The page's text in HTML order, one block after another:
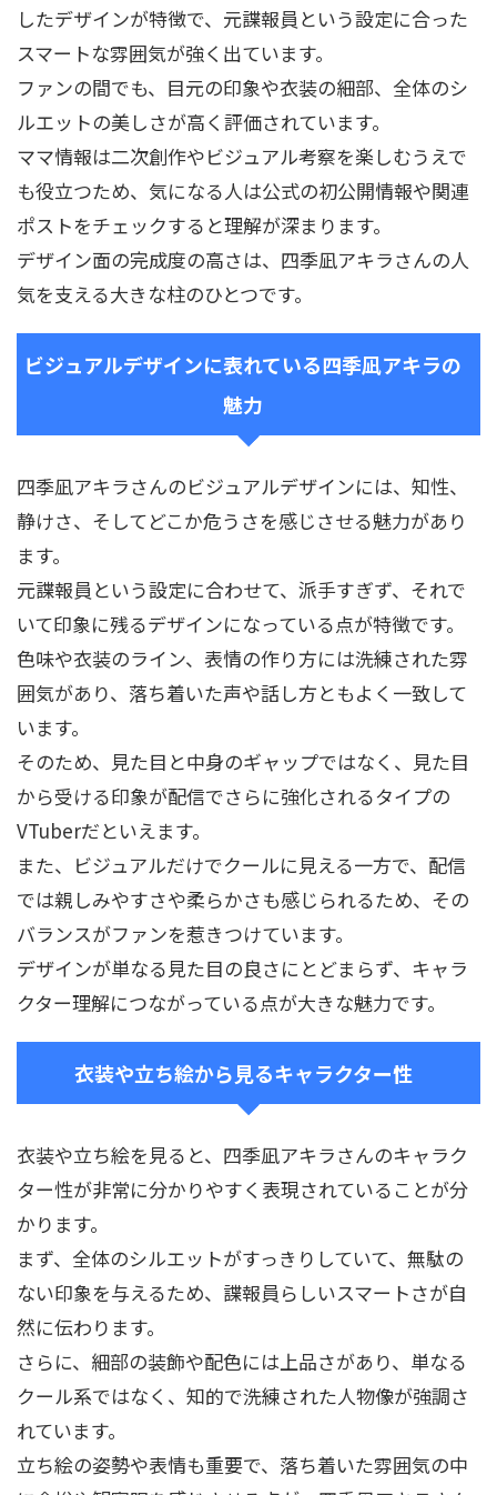
したデザインが特徴で、元諜報員という設定に合った
スマートな雰囲気が強く出ています。
ファンの間でも、目元の印象や衣装の細部、全体のシ
ルエットの美しさが高く評価されています。
ママ情報は二次創作やビジュアル考察を楽しむうえで
も役立つため、気になる人は公式の初公開情報や関連
ポストをチェックすると理解が深まります。
デザイン面の完成度の高さは、四季凪アキラさんの人
気を支える大きな柱のひとつです。
ビジュアルデザインに表れている四季凪アキラの
魅力
四季凪アキラさんのビジュアルデザインには、知性、
静けさ、そしてどこか危うさを感じさせる魅力があり
ます。
元諜報員という設定に合わせて、派手すぎず、それで
いて印象に残るデザインになっている点が特徴です。
色味や衣装のライン、表情の作り方には洗練された雰
囲気があり、落ち着いた声や話し方ともよく一致して
います。
そのため、見た目と中身のギャップではなく、見た目
から受ける印象が配信でさらに強化されるタイプの
VTuberだといえます。
また、ビジュアルだけでクールに見える一方で、配信
では親しみやすさや柔らかさも感じられるため、その
バランスがファンを惹きつけています。
デザインが単なる見た目の良さにとどまらず、キャラ
クター理解につながっている点が大きな魅力です。
衣装や立ち絵から見るキャラクター性
衣装や立ち絵を見ると、四季凪アキラさんのキャラク
ター性が非常に分かりやすく表現されていることが分
かります。
まず、全体のシルエットがすっきりしていて、無駄の
ない印象を与えるため、諜報員らしいスマートさが自
然に伝わります。
さらに、細部の装飾や配色には上品さがあり、単なる
クール系ではなく、知的で洗練された人物像が強調さ
れています。
立ち絵の姿勢や表情も重要で、落ち着いた雰囲気の中